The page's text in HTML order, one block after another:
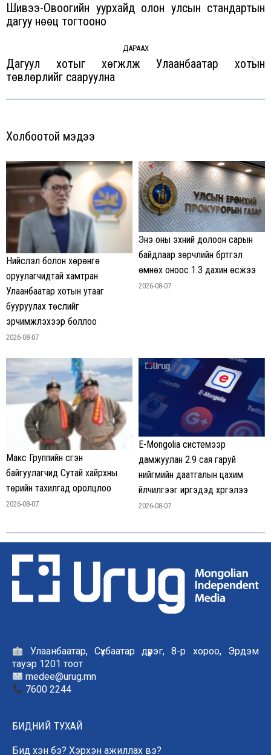
Previous
Шивээ-Овоогийн уурхайд олон улсын стандартын
дагуу нөөц тогтооно
ДАРААХ
Next
Дагуул хотыг хөгжүүлж Улаанбаатар хотын
төвлөрлийг сааруулна
Холбоотой мэдээ
Нийслэл болон хөрөнгө
оруулагчидтай хамтран
Улаанбаатар хотын утааг
бууруулах төслийг
эрчимжүүлэхээр боллоо
2026-08-07
Энэ оны эхний долоон сарын
байдлаар зөрчлийн бүртгэл
өмнөх оноос 1.3 дахин өсжээ
2026-08-07
Макс Группийн үүсгэн
байгуулагчид Сутай хайрхны
төрийн тахилгад оролцлоо
2026-08-07
E-Mongolia системээр
дамжуулан 2.9 сая гаруй
нийгмийн даатгалын цахим
үйлчилгээг иргэдэд хүргэлээ
2026-08-07
Улаанбаатар, Сүхбаатар дүүрэг, 8-р хороо, Эрдэм
тауэр 1201 тоот
medee@urug.mn
7600 2244
БИДНИЙ ТУХАЙ
Бид хэн бэ? Хэрхэн ажиллах вэ?